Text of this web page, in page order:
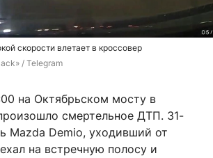
скорости влетает в кроссовер
/ Telegram
на Октябрьском мосту в
смертельное ДТП. 31-
Mazda Demio, уходивший от
на встречную полосу и